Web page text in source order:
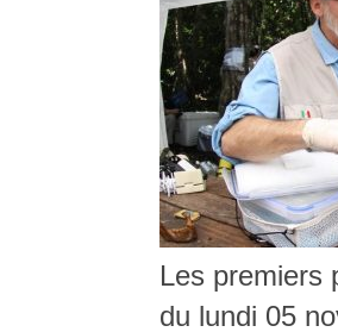
Les premiers
du lundi 05